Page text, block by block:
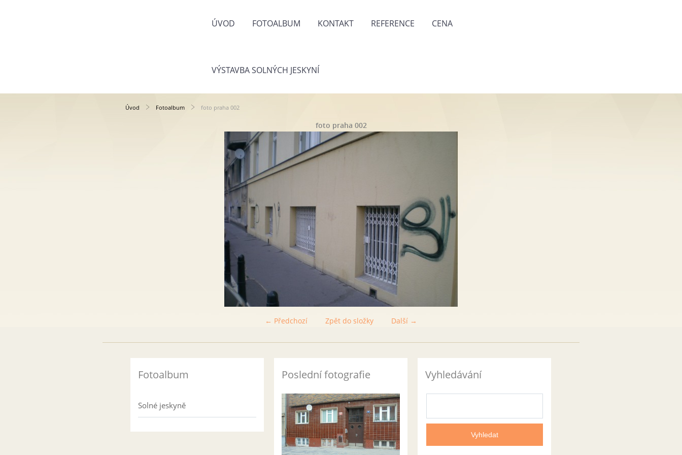
ÚVOD FOTOALBUM KONTAKT REFERENCE CENA
VÝSTAVBA SOLNÝCH JESKYNÍ
Úvod Fotoalbum foto praha 002
foto praha 002
← Předchozí Další →
Zpět do složky
Fotoalbum
Solné jeskyně
Poslední fotografie Vyhledávání